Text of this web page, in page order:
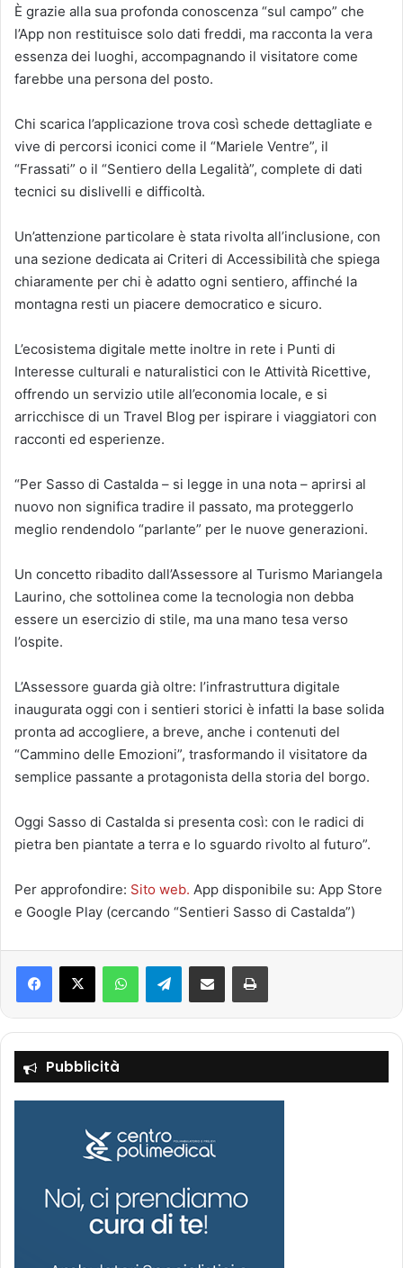
È grazie alla sua profonda conoscenza “sul campo” che
l’App non restituisce solo dati freddi, ma racconta la vera
essenza dei luoghi, accompagnando il visitatore come
farebbe una persona del posto.
Chi scarica l’applicazione trova così schede dettagliate e
vive di percorsi iconici come il “Mariele Ventre”, il
“Frassati” o il “Sentiero della Legalità”, complete di dati
tecnici su dislivelli e difficoltà.
Un’attenzione particolare è stata rivolta all’inclusione, con
una sezione dedicata ai Criteri di Accessibilità che spiega
chiaramente per chi è adatto ogni sentiero, affinché la
montagna resti un piacere democratico e sicuro.
L’ecosistema digitale mette inoltre in rete i Punti di
Interesse culturali e naturalistici con le Attività Ricettive,
offrendo un servizio utile all’economia locale, e si
arricchisce di un Travel Blog per ispirare i viaggiatori con
racconti ed esperienze.
“Per Sasso di Castalda – si legge in una nota – aprirsi al
nuovo non significa tradire il passato, ma proteggerlo
meglio rendendolo “parlante” per le nuove generazioni.
Un concetto ribadito dall’Assessore al Turismo Mariangela
Laurino, che sottolinea come la tecnologia non debba
essere un esercizio di stile, ma una mano tesa verso
l’ospite.
L’Assessore guarda già oltre: l’infrastruttura digitale
inaugurata oggi con i sentieri storici è infatti la base solida
pronta ad accogliere, a breve, anche i contenuti del
“Cammino delle Emozioni”, trasformando il visitatore da
semplice passante a protagonista della storia del borgo.
Oggi Sasso di Castalda si presenta così: con le radici di
pietra ben piantate a terra e lo sguardo rivolto al futuro”.
Per approfondire: Sito web. App disponibile su: App Store
e Google Play (cercando “Sentieri Sasso di Castalda”)
Telegram
Pubblicità